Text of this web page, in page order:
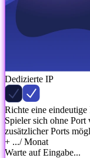
Dedizierte IP
Richte eine
Spieler sich ohne
zusätzlicher Ports
+ .../ Monat
Warte auf Eingabe...